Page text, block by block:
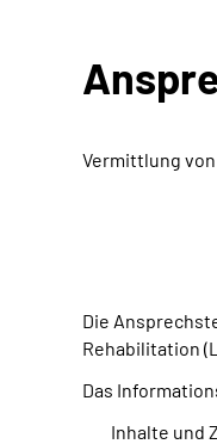
Vermittlung
Die
Rehabilitation
Das
Inhalte und